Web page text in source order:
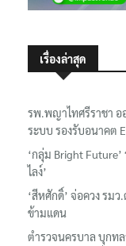
เรื่องล่าสุด
รพ.พญาไทศรีราชา
ระบบ รองรับอนาคต
‘กลุ่ม Bright
ไลง์’
‘สีหศักดิ์’ จ่อควง รม
ข้ามแดน
ตำรวจนครบาล บุกทล